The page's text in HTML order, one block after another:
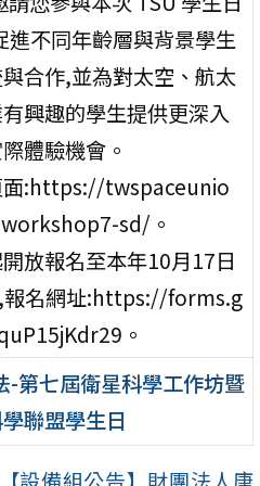
進不同年齡層與背景學生
合作,並為對太空、航太
興趣的學生提供更深入
體驗機會。
面:https://twspaceunio
sd/。
放報名至本年10月17日
報名網址:https://forms.g
。
-第七屆衛星科學工作坊暨
聯盟學生日